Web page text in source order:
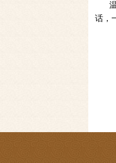
话，